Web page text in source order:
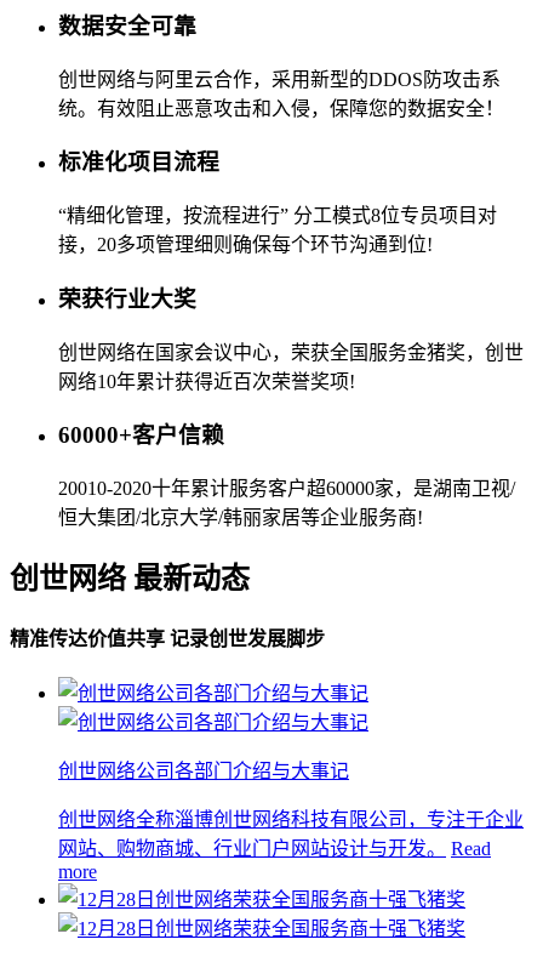
数据安全可靠
创世网络与阿里云合作，采用新型的DDOS防攻击系
统。有效阻止恶意攻击和入侵，保障您的数据安全！
标准化项目流程
“精细化管理，按流程进行” 分工模式8位专员项目对
接，20多项管理细则确保每个环节沟通到位!
荣获行业大奖
创世网络在国家会议中心，荣获全国服务金猪奖，创世
网络10年累计获得近百次荣誉奖项!
60000+客户信赖
20010-2020十年累计服务客户超60000家，是湖南卫视/
恒大集团/北京大学/韩丽家居等企业服务商!
创世网络 最新动态
精准传达价值共享 记录创世发展脚步
创世网络公司各部门介绍与大事记
创世网络全称淄博创世网络科技有限公司，专注于企业
网站、购物商城、行业门户网站设计与开发。
Read
more